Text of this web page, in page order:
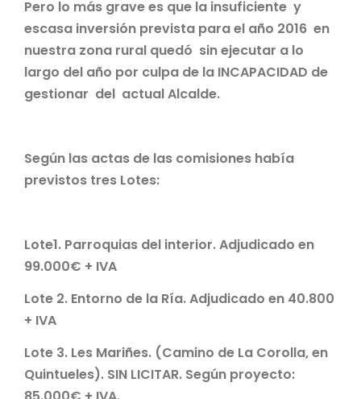
Pero lo más grave es que la insuficiente y
escasa inversión prevista para el año 2016 en
nuestra zona rural quedó sin ejecutar a lo
largo del año por culpa de la INCAPACIDAD de
gestionar del actual Alcalde.
Según las actas de las comisiones había
previstos tres Lotes:
Lote1. Parroquias del interior. Adjudicado en
99.000€ + IVA
Lote 2. Entorno de la Ría. Adjudicado en 40.800
+ IVA
Lote 3. Les Mariñes. (Camino de La Corolla, en
Quintueles). SIN LICITAR. Según proyecto: